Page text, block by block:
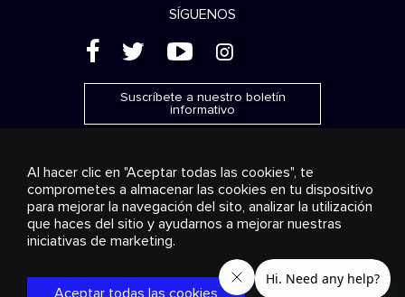
SÍGUENOS
( ' + &
Suscríbete a nuestro boletín
informativo
Publicidad Transmisión y distribución
Productos de
consumo
Soluciones empresariales Radio
Sobre
nosotros
© 2018-2025 Stingray Group Inc. Todos los derechos
reservados. STINGRAY®, STINGRAY® MUSIC y otras marcas y
Al hacer clic en "Aceptar todas las cookies", te
comprometes a almacenar las cookies en tu dispositivo
para mejorar la navegación del sito, analizar la utilización
que haces del sitio y ayudarnos a mejorar nuestras
iniciativas de marketing.
Aceptar todas las cookies